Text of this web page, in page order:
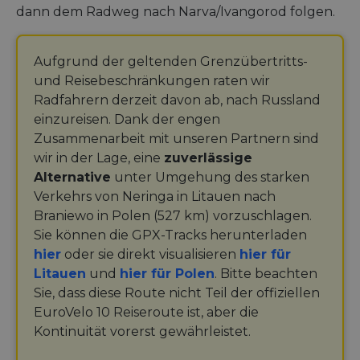
dann dem Radweg nach Narva/Ivangorod folgen.
Aufgrund der geltenden Grenzübertritts-
und Reisebeschränkungen raten wir
Radfahrern derzeit davon ab, nach Russland
einzureisen. Dank der engen
Zusammenarbeit mit unseren Partnern sind
wir in der Lage, eine zuverlässige
Alternative unter Umgehung des starken
Verkehrs von Neringa in Litauen nach
Braniewo in Polen (527 km) vorzuschlagen.
Sie können die GPX-Tracks herunterladen
hier oder sie direkt visualisieren hier für
Litauen und hier für Polen. Bitte beachten
Sie, dass diese Route nicht Teil der offiziellen
EuroVelo 10 Reiseroute ist, aber die
Kontinuität vorerst gewährleistet.